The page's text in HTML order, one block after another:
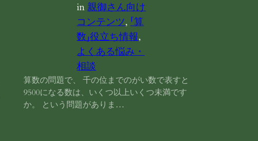
in親御さん向け
コンテンツ, 「算
数」役立ち情報
よくある悩み・
相談
算数の問題で、 千の位までのがい数で表すと
9500になる数は、いくつ以上いくつ未満です
か。 という問題がありま…